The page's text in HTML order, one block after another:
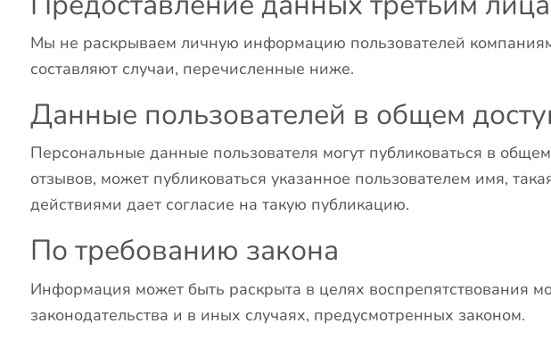
Мы не раскрываем личную информацию пользователей
составляют случаи, перечисленные ниже.
Данные пользователей в общем
Персональные данные пользователя могут публиковаться в
отзывов, может публиковаться указанное пользователем имя,
действиями дает согласие на такую публикацию.
По требованию закона
Информация может быть раскрыта в целях воспрепятствования
законодательства и в иных случаях, предусмотренных законом.